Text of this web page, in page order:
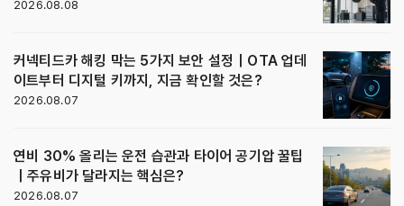
2026.08.08
커넥티드카 해킹 막는 5가지 보안 설정｜OTA 업데
이트부터 디지털 키까지, 지금 확인할 것은?
2026.08.07
연비 30% 올리는 운전 습관과 타이어 공기압 꿀팁
｜주유비가 달라지는 핵심은?
2026.08.07